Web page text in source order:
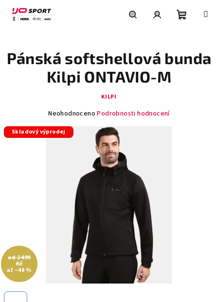
obsah
košík
Pánská softshellová bunda
Kilpi ONTAVIO-M
KILPI
Průměrné
produktu
hvězdiček.
Neohodnoceno Podrobnosti hodnocení
Skladový výprodej
od 2 499
Kč
až –48 %